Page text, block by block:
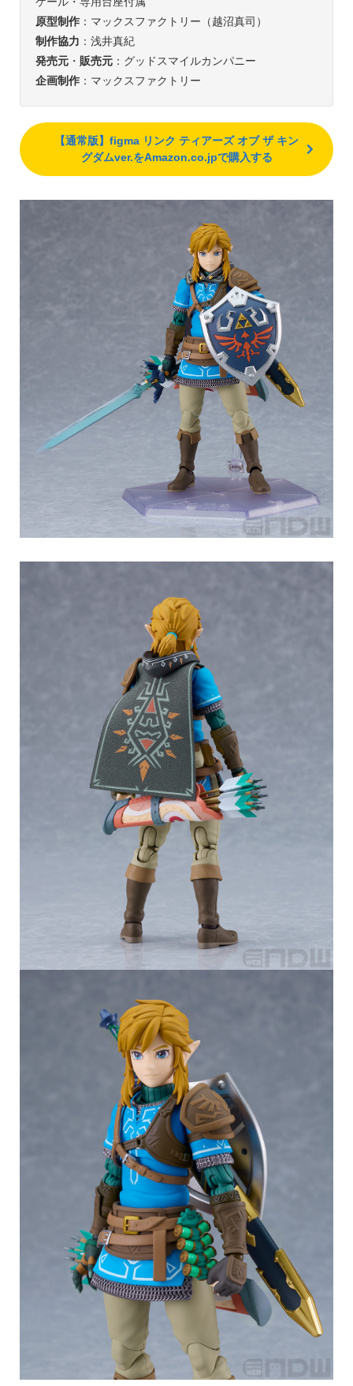
原型制作：マックスファクトリー（越沼真司）
制作協力 ：浅井真紀
発売元・ 販売元：グッドスマイルカンパニー
企画制作：マックスファクトリー
【通常版】figma リンク ティアーズ オブ ザ キン
グダムver.をAmazon.co.jpで購入する